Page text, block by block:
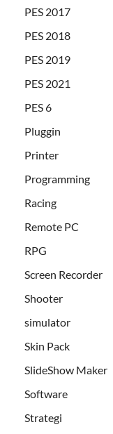
PES 2017
PES 2018
PES 2019
PES 2021
PES 6
Pluggin
Printer
Programming
Racing
Remote PC
RPG
Screen Recorder
Shooter
simulator
Skin Pack
SlideShow Maker
Software
Strategi